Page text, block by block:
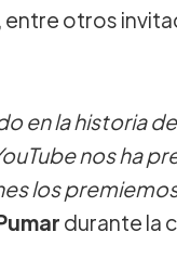
, entre otros
en la historia
nos ha
los
durante la